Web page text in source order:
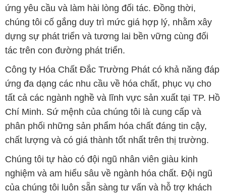
ứng yêu cầu và làm hài lòng đối tác. Đồng thời,
chúng tôi cố gắng duy trì mức giá hợp lý, nhằm xây
dựng sự phát triển và tương lai bền vững cùng đối
tác trên con đường phát triển.
Công ty Hóa Chất Đắc Trường Phát có khả năng đáp
ứng đa dạng các nhu cầu về hóa chất, phục vụ cho
tất cả các ngành nghề và lĩnh vực sản xuất tại TP. Hồ
Chí Minh. Sứ mệnh của chúng tôi là cung cấp và
phân phối những sản phẩm hóa chất đáng tin cậy,
chất lượng và có giá thành tốt nhất trên thị trường.
Chúng tôi tự hào có đội ngũ nhân viên giàu kinh
nghiệm và am hiểu sâu về ngành hóa chất. Đội ngũ
của chúng tôi luôn sẵn sàng tư vấn và hỗ trợ khách